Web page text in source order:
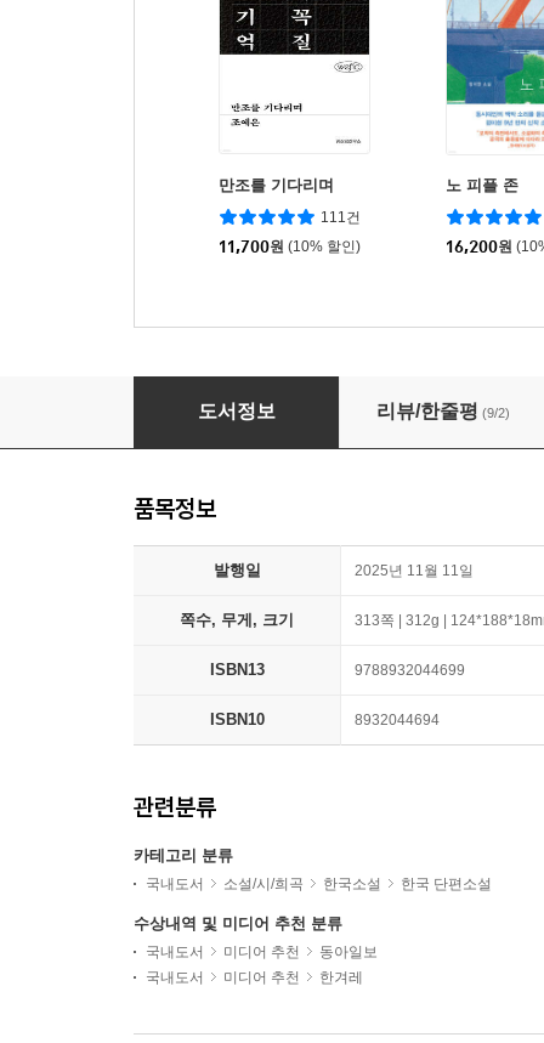
만조를 기다리며
111건
11,700원 (10% 할인)
노 피플 존
16,200원
자개장의 용도
도서정보 리뷰/한줄평 (9/2)
품목정보
발행일 2025년 11월 11일
쪽수, 무게, 크기 313쪽 | 312g |
ISBN13 9788932044699
ISBN10 8932044694
관련분류
카테고리 분류
국내도서 소설/시/희곡 한국소설 한국 단편소설
수상내역 및 미디어 추천 분류
국내도서 미디어 추천
동아일보
국내도서
미디어 추천 한겨레